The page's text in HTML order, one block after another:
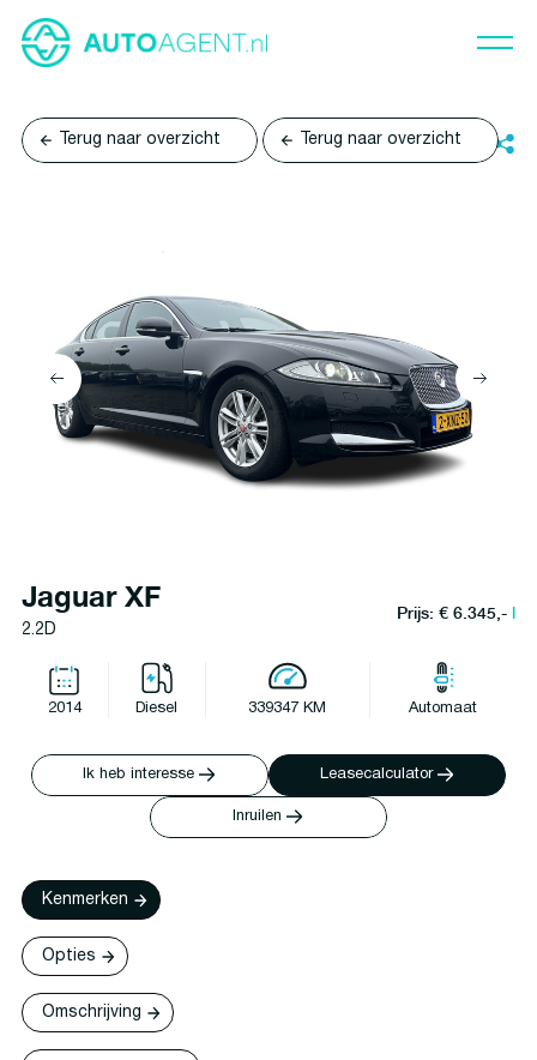
Terug naar overzicht Terug naar overzicht
Jaguar XF
2.2D
Prijs: € 6.345,-l
2014 Diesel 339347 KM Automaat
Ik heb interesse Leasecalculator
Inruilen
Kenmerken
Opties
Omschrijving